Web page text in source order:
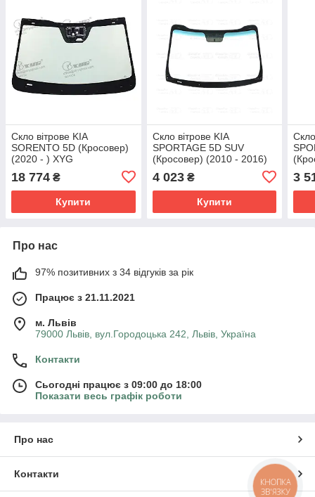
Скло вітрове KIA
SORENTO 5D (Кросовер)
(2020 - ) XYG
18 774 ₴
Купити
Скло вітрове KIA
SPORTAGE 5D SUV
(Кросовер) (2010 - 2016)
4 023₴
Купити
3
Про нас
97% позитивних з 34 відгуків за рік
Працює з 21.11.2021
м. Львів
79000 Львів, вул.Городоцька 242, Львів, Україна
Контакти
Сьогодні працює з 09:00 до 18:00
Показати весь графік роботи
Про нас
Контакти
КНОПКА
ЗВ'ЯЗКУ